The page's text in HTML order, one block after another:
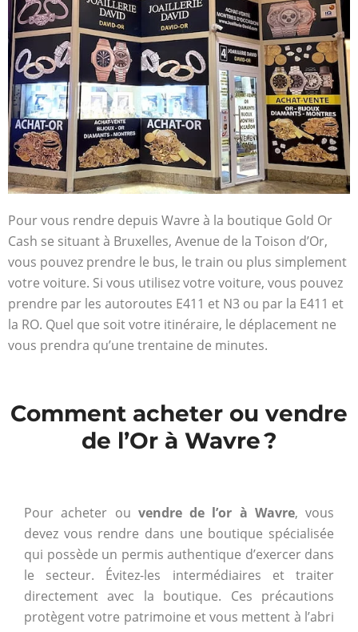
Pour vous rendre depuis Wavre à la boutique Gold Or
Cash se situant à Bruxelles, Avenue de la Toison d’Or,
vous pouvez prendre le bus, le train ou plus simplement
votre voiture. Si vous utilisez votre voiture, vous pouvez
prendre par les autoroutes E411 et N3 ou par la E411 et
la RO. Quel que soit votre itinéraire, le déplacement ne
vous prendra qu’une trentaine de minutes.
Comment acheter ou vendre
de l’Or à Wavre ?
Pour acheter ou vendre de l’or à Wavre, vous
devez vous rendre dans une boutique spécialisée
qui possède un permis authentique d’exercer dans
le secteur. Évitez-les intermédiaires et traiter
directement avec la boutique. Ces précautions
protègent votre patrimoine et vous mettent à l’abri